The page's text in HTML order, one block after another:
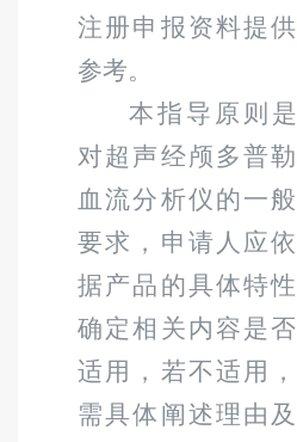
注册申报资料提供
参考。
本指导原则是
对超声经颅多普勒
血流分析仪的一般
要求，申请人应依
据产品的具体特性
确定相关内容是否
适用，若不适用，
需具体阐述理由及